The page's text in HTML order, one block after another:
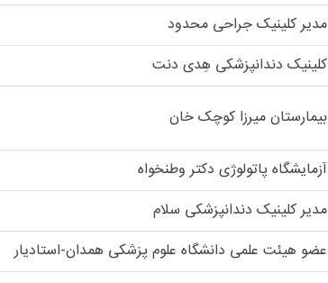
مدیر کلینیک جراحی محدود
کلینیک دندانپزشکی هِدی دنت
بیمارستان میرزا کوچک خان
آزمایشگاه پاتولوژی دکتر وطنخواه
مدیر کلینیک دندانپزشکی سلام
عضو هیئت علمی دانشگاه علوم پزشکی همدان-استادیار